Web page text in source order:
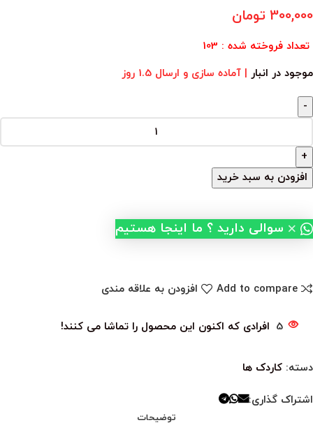
300,000 تومان
تعداد فروخته شده : 103
موجود در انبار
| آماده سازی و ارسال 1.5 روز
افزودن به سبد خرید
× سوالی دارید ؟ ما اینجا هستیم
Add to compare افزودن به علاقه مندی
5 افرادی که اکنون این محصول را تماشا می کنند!
دسته: کاردک ها
اشتراک گذاری:
توضیحات